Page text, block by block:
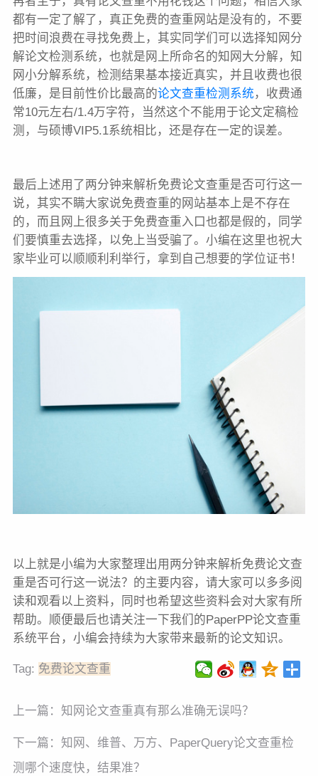
都有一定了解了，真正免费的查重网站是没有的，不要
把时间浪费在寻找免费上，其实同学们可以选择知网分
解论文检测系统，也就是网上所命名的知网大分解，知
网小分解系统，检测结果基本接近真实，并且收费也很
低廉，是目前性价比最高的论文查重检测系统 ，收费通
常10元左右/1.4万字符，当然这个不能用于论文定稿检
测，与硕博VIP5.1系统相比，还是存在一定的误差。
最后上述用了两分钟来解析免费论文查重是否可行这一
说，其实不瞒大家说免费查重的网站基本上是不存在
的，而且网上很多关于免费查重入口也都是假的，同学
们要慎重去选择，以免上当受骗了。小编在这里也祝大
家毕业可以顺顺利利举行，拿到自己想要的学位证书！
以上就是小编为大家整理出用两分钟来解析免费论文查
重是否可行这一说法？的主要内容，请大家可以多多阅
读和观看以上资料，同时也希望这些资料会对大家有所
帮助。顺便最后也请关注一下我们的PaperPP论文查重
系统平台，小编会持续为大家带来最新的论文知识。
Tag: 免费论文查重
上一篇： 知网论文查重真有那么准确无误吗？
下一篇： 知网、维普、万方、PaperQuery论文查重检
测哪个速度快，结果准？